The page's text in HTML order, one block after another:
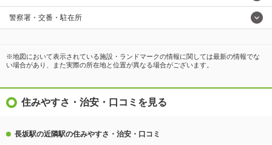
警察署・交番・駐在所
※地図において表示されている施設・ランドマークの情報に関しては最新の情報でな
い場合があり、また実際の所在地と位置が異なる場合がございます。
住みやすさ・治安・口コミを見る
長坂駅の近隣駅の住みやすさ・治安・口コミ